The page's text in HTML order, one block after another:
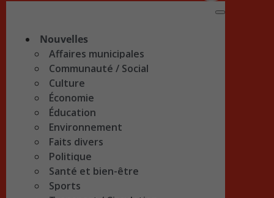
Nouvelles
Affaires municipales
Communauté / Social
Culture
Économie
Éducation
Environnement
Faits divers
Politique
Santé et bien-être
Sports